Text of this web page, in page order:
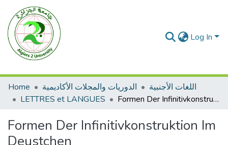
Log In
Home الدوريات والمجلات الأكاديمية
اللغات الأجنبية
LETTRES et LANGUES
Formen Der Infinitivkonstruktion Im Deustchen
Formen Der Infinitivkonstruktion Im
Deustchen